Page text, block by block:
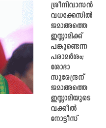
ശ്രീനിവാസന്‍
വധക്കേസില്‍
ജമാഅത്തെ
ഇസ്ലാമിക്ക്
പങ്കുണ്ടെന്ന
പരാമർശം;
ശോഭാ
സുരേന്ദ്രന്
ജമാഅത്തെ
ഇസ്ലാമിയുടെ
വക്കീല്‍
നോട്ടീസ്